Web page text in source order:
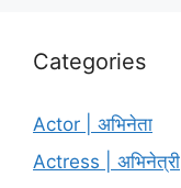
Categories
Actor | अभिनेता
Actress | अभिनेत्री